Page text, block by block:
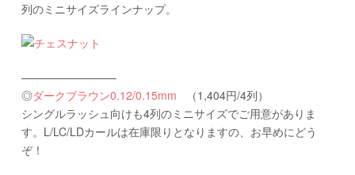
列のミニサイズラインナップ。
————————–
◎ダークブラウン0.12/0.15mm （1,404円/4列）
シングルラッシュ向けも4列のミニサイズでご用意がありま
す。L/LC/LDカールは在庫限りとなりますの、お早めにどう
ぞ！